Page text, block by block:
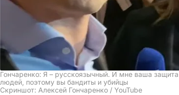
Гончаренко: Я – русскоязычный. И мне ваша
людей, поэтому вы бандиты и убийцы
Скриншот: Алексей Гончаренко / YouTube